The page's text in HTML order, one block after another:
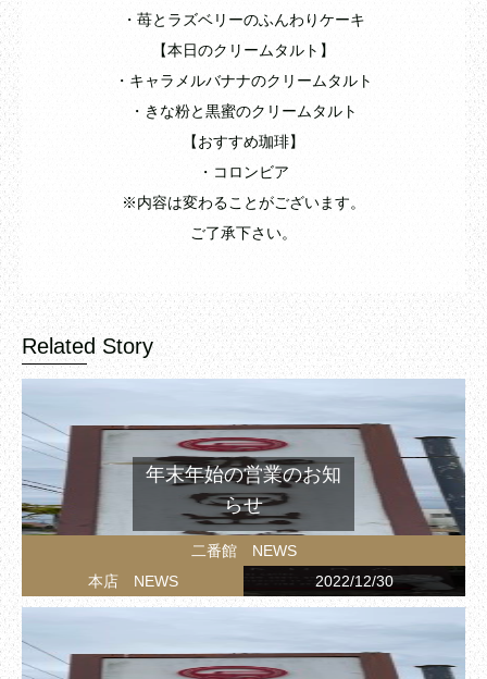
・苺とラズベリーのふんわりケーキ
【本日のクリームタルト】
・キャラメルバナナのクリームタルト
・きな粉と黒蜜のクリームタルト
【おすすめ珈琲】
・コロンビア
※内容は変わることがございます。
ご了承下さい。
Related Story
二番館 NEWS
本店 NEWS
2022/12/30
年末年始の営業のお知
らせ